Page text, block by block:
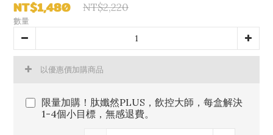
NT$1,480 NT$2,220
數量
以優惠價加購商品
限量加購！肽孅然PLUS，飲控大師，每盒解決
1-4個小目標，無感退費。